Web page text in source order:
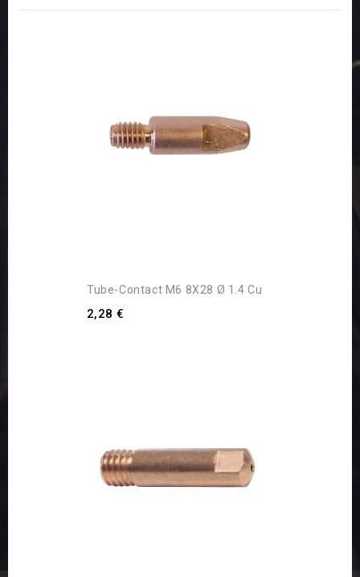
Tube-Contact M6 8X28 Ø 1.4 Cu
2,28 €